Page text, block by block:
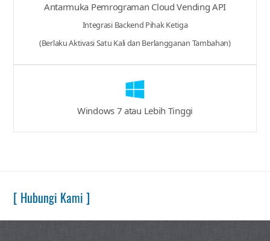
Antarmuka Pemrograman Cloud Vending API
Integrasi Backend Pihak Ketiga
(Berlaku Aktivasi Satu Kali dan Berlangganan Tambahan)
Windows 7 atau Lebih Tinggi
[ Hubungi Kami ]